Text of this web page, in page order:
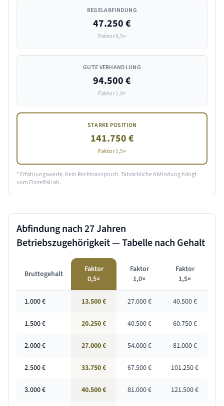
REGELABFINDUNG
47.250 €
Faktor 0,5×
GUTE VERHANDLUNG
94.500 €
Faktor 1,0×
STARKE POSITION
141.750 €
Faktor 1,5×
* Erfahrungswerte. Kein Rechtsanspruch. Tatsächliche Abfindung hängt
vom Einzelfall ab.
Abfindung nach27 Jahren
Betriebszugehörigkeit — Tabelle nach Gehalt
Bruttogehalt
Faktor
0,5×
Faktor
1,0×
Faktor
1,5×
1.000€ 13.500 € 27.000 € 40.500 €
1.500€ 20.250 € 40.500 € 60.750 €
2.000€ 27.000 € 54.000 € 81.000 €
2.500€ 33.750 € 67.500 € 101.250 €
3.000€ 40.500 € 81.000 € 121.500 €